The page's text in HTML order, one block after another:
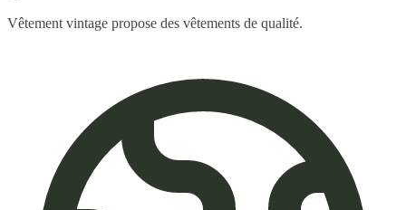
Vêtement vintage propose des vêtements de qualité.